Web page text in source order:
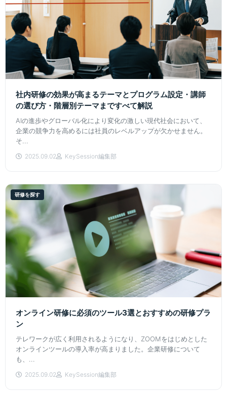
社内研修の効果が高まるテーマとプログラム設定・講師
の選び方・階層別テーマまですべて解説
AIの進歩やグローバル化により変化の激しい現代社会において、
企業の競争力を高めるには社員のレベルアップが欠かせません。
そ...
2025.09.02 KeySession編集部
研修を探す
オンライン研修に必須のツール3選とおすすめの研修プラ
ン
テレワークが広く利用されるようになり、ZOOMをはじめとした
オンラインツールの導入率が高まりました。企業研修について
も、...
2025.09.02 KeySession編集部